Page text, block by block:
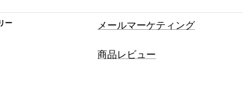
ー メールマーケティング
キャンペーンタイプ
商品レビュー